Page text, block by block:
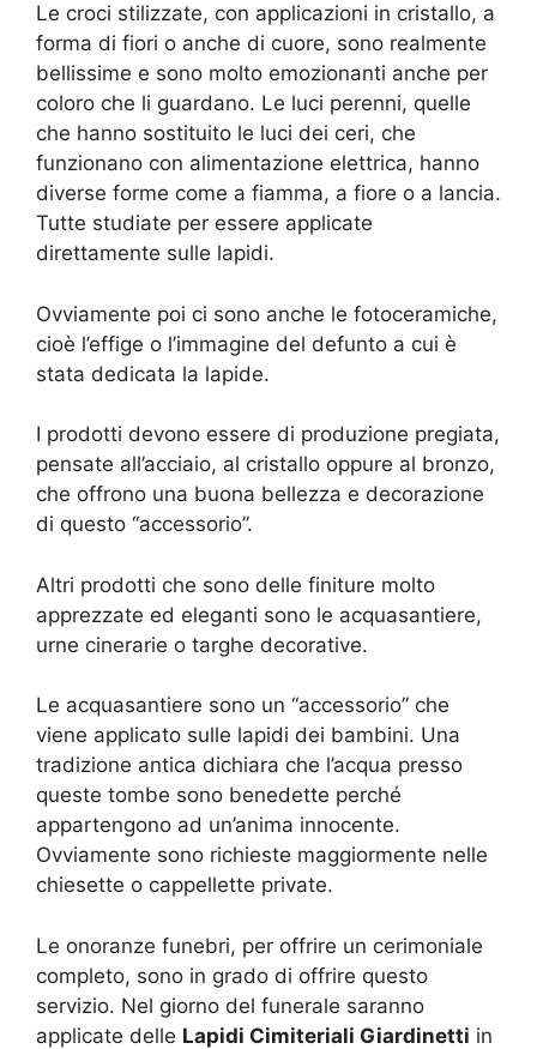
Le croci stilizzate, con applicazioni in cristallo, a
forma di fiori o anche di cuore, sono realmente
bellissime e sono molto emozionanti anche per
coloro che li guardano. Le luci perenni, quelle
che hanno sostituito le luci dei ceri, che
funzionano con alimentazione elettrica, hanno
diverse forme come a fiamma, a fiore o a lancia.
Tutte studiate per essere applicate
direttamente sulle lapidi.
Ovviamente poi ci sono anche le fotoceramiche,
cioè l’effige o l’immagine del defunto a cui è
stata dedicata la lapide.
I prodotti devono essere di produzione pregiata,
pensate all’acciaio, al cristallo oppure al bronzo,
che offrono una buona bellezza e decorazione
di questo “accessorio”.
Altri prodotti che sono delle finiture molto
apprezzate ed eleganti sono le acquasantiere,
urne cinerarie o targhe decorative.
Le acquasantiere sono un “accessorio” che
viene applicato sulle lapidi dei bambini. Una
tradizione antica dichiara che l’acqua presso
queste tombe sono benedette perché
appartengono ad un’anima innocente.
Ovviamente sono richieste maggiormente nelle
chiesette o cappellette private.
Le onoranze funebri, per offrire un cerimoniale
completo, sono in grado di offrire questo
servizio. Nel giorno del funerale saranno
applicate delle Lapidi Cimiteriali Giardinetti in